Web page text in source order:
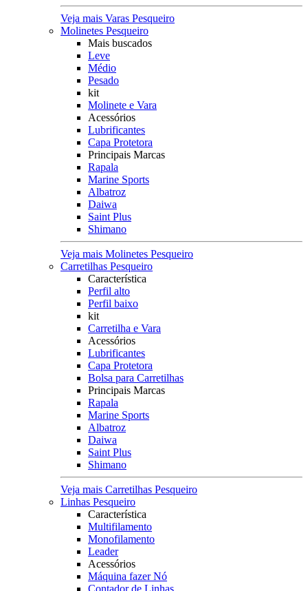
Veja mais Varas Pesqueiro
Molinetes Pesqueiro
Mais buscados
Leve
Médio
Pesado
kit
Molinete e Vara
Acessórios
Lubrificantes
Capa Protetora
Principais Marcas
Rapala
Marine Sports
Albatroz
Daiwa
Saint Plus
Shimano
Veja mais Molinetes Pesqueiro
Carretilhas Pesqueiro
Característica
Perfil alto
Perfil baixo
kit
Carretilha e Vara
Acessórios
Lubrificantes
Capa Protetora
Bolsa para Carretilhas
Principais Marcas
Rapala
Marine Sports
Albatroz
Daiwa
Saint Plus
Shimano
Veja mais Carretilhas Pesqueiro
Linhas Pesqueiro
Característica
Multifilamento
Monofilamento
Leader
Acessórios
Máquina fazer Nó
Contador de Linhas